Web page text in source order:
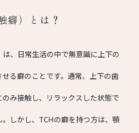
癖）とは？
、日常生活の中で無意識に上下の
る癖のことです。通常、上下の歯
み接触し、リラックスした状態で
しかし、TCHの癖を持つ方は、顎